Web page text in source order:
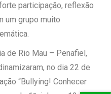
participação, reflexão
um grupo muito
de Rio Mau – Penafiel,
no dia 22 de
“Bullying! Conhecer